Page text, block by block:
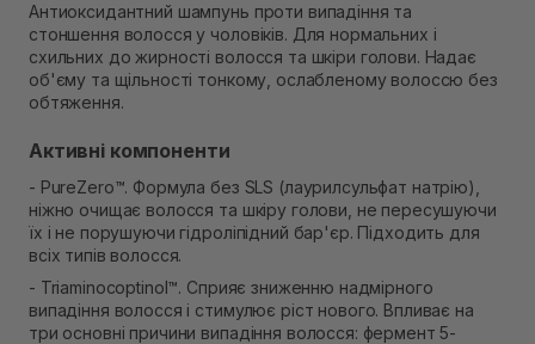
Самовивіз м. Рівне, вул. 16-го Липня, 15
В наявності
Самовивіз м. Рівне, вул. Кулика і Гудачека 23 (ТЦ
Екватор)
В наявності
Антиоксидантний шампунь проти випадіння та
стоншення волосся у чоловіків. Для нормальних і
схильних до жирності волосся та шкіри голови. Надає
об'єму та щільності тонкому, ослабленому волоссю без
обтяження.
Активні компоненти
- PureZero™. Формула без SLS (лаурилсульфат натрію),
ніжно очищає волосся та шкіру голови, не пересушуючи
їх і не порушуючи гідроліпідний бар'єр. Підходить для
всіх типів волосся.
- Triaminocoptinol™. Сприяє зниженню надмірного
випадіння волосся і стимулює ріст нового. Впливає на
три основні причини випадіння волосся: фермент 5-